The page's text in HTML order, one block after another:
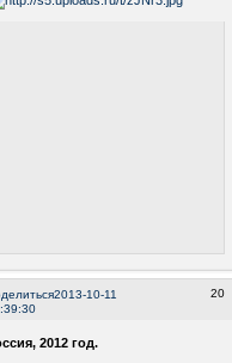
20
2013-10-11
2012 год.